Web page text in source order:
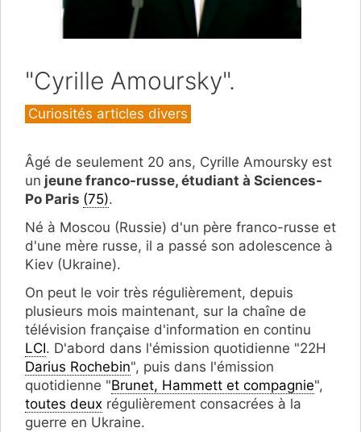
"Cyrille Amoursky".
Catégories
Curiosités articles divers
Âgé de seulement 20 ans, Cyrille Amoursky est
un jeune franco-russe, étudiant à Sciences-
Po Paris (75).
Né à Moscou (Russie) d'un père franco-russe et
d'une mère russe, il a passé son adolescence à
Kiev (Ukraine).
On peut le voir très régulièrement, depuis
plusieurs mois maintenant, sur la chaîne de
télévision française d'information en continu
LCI. D'abord dans l'émission quotidienne "22H
Darius Rochebin", puis dans l'émission
quotidienne "Brunet, Hammett et compagnie",
toutes deux régulièrement consacrées à la
guerre en Ukraine.